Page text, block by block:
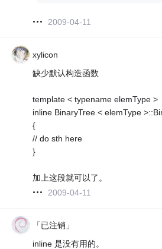
2009-04-11
xylicon
缺少默认构造函数
template < typename elemType >
inline BinaryTree < elemType
{
// do sth here
}
加上这段就可以了。
2009-04-11
「已注销」
inline 是没有用的。